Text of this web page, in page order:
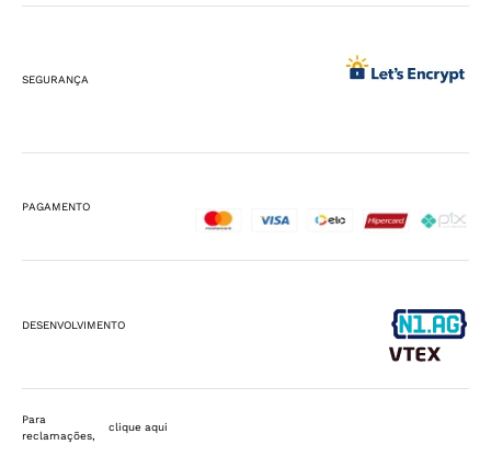
SEGURANÇA
PAGAMENTO
DESENVOLVIMENTO
Para
reclamações,
clique aqui